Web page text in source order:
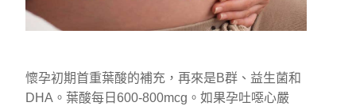
懷孕初期首重葉酸的補充，再來是B群、益生菌和
DHA。葉酸每日600-800mcg。如果孕吐噁心嚴